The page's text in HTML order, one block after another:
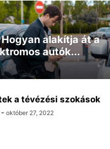
alakítja át a
autók...
a tévézési szokások
- október 27, 2022